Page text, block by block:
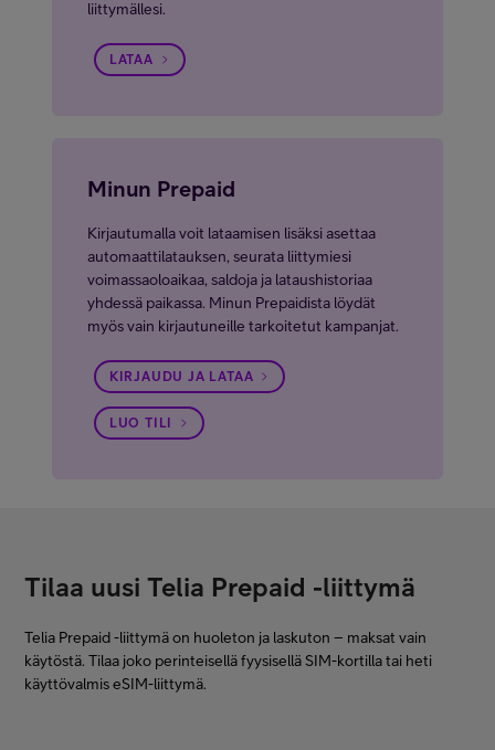
liittymällesi.
LATAA
Minun Prepaid
Kirjautumalla voit lataamisen lisäksi asettaa
automaattilatauksen, seurata liittymiesi
voimassaoloaikaa, saldoja ja lataushistoriaa
yhdessä paikassa. Minun Prepaidista löydät
myös vain kirjautuneille tarkoitetut kampanjat.
KIRJAUDU JA LATAA
LUO TILI
Tilaa uusi Telia Prepaid -liittymä
Telia Prepaid -liittymä on huoleton ja laskuton – maksat vain
käytöstä. Tilaa joko perinteisellä fyysisellä SIM-kortilla tai heti
käyttövalmis eSIM-liittymä.